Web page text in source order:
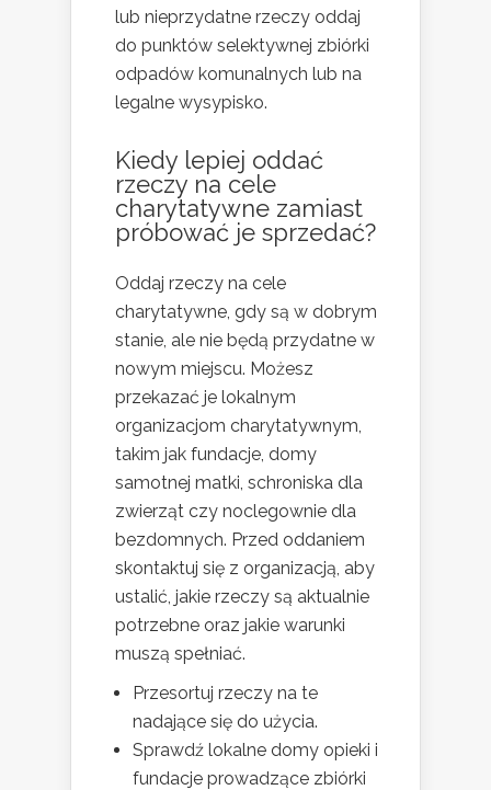
lub nieprzydatne rzeczy oddaj
do punktów selektywnej zbiórki
odpadów komunalnych lub na
legalne wysypisko.
Kiedy lepiej oddać
rzeczy na cele
charytatywne zamiast
próbować je sprzedać?
Oddaj rzeczy na cele
charytatywne, gdy są w dobrym
stanie, ale nie będą przydatne w
nowym miejscu. Możesz
przekazać je lokalnym
organizacjom charytatywnym,
takim jak fundacje, domy
samotnej matki, schroniska dla
zwierząt czy noclegownie dla
bezdomnych. Przed oddaniem
skontaktuj się z organizacją, aby
ustalić, jakie rzeczy są aktualnie
potrzebne oraz jakie warunki
muszą spełniać.
Przesortuj rzeczy na te
nadające się do użycia.
Sprawdź lokalne domy opieki i
fundacje prowadzące zbiórki